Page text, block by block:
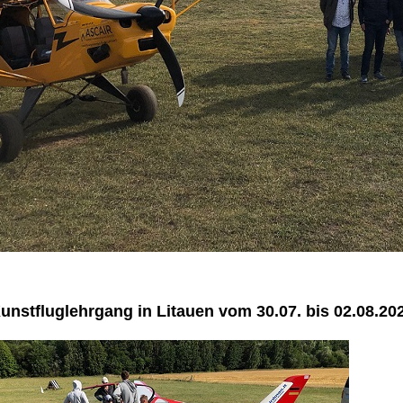
in Litauen vom 30.07. bis